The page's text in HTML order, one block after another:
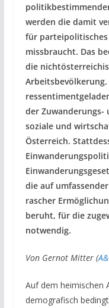
werden die damit
für
missbraucht. Das
die
der
soziale und
Österreich.
die auf
rascher
beruht, für die
notwendig.
Von Gernot Mitter (
Auf dem heimischen
demografisch